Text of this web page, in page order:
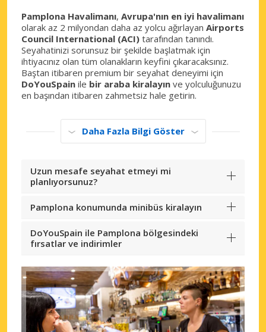
Pamplona Havalimanı, Avrupa'nın en iyi havalimanı
olarak az 2 milyondan daha az yolcu ağırlayan Airports
Council International (ACI) tarafından tanındı.
Seyahatinizi sorunsuz bir şekilde başlatmak için
ihtiyacınız olan tüm olanakların keyfini çıkaracaksınız.
Baştan itibaren premium bir seyahat deneyimi için
DoYouSpain ile bir araba kiralayın ve yolculuğunuzu
en başından itibaren zahmetsiz hale getirin.
Daha Fazla Bilgi Göster
Uzun mesafe seyahat etmeyi mi
planlıyorsunuz?
Pamplona konumunda minibüs kiralayın
DoYouSpain ile Pamplona bölgesindeki
fırsatlar ve indirimler